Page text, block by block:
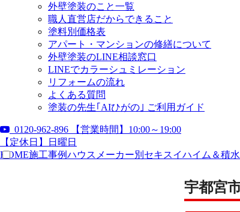
外壁塗装のこと一覧
職人直営店だからできること
塗料別価格表
アパート・マンションの修繕について
外壁塗装のLINE相談窓口
LINEでカラーシュミレーション
リフォームの流れ
よくある質問
塗装の先生｢AIひがの｣ ご利用ガイド
0120-962-896
【営業時間】10:00～19:00
【定休日】日曜日
HOME施工事例ハウスメーカー別 セキスイハイム＆積
宇都宮